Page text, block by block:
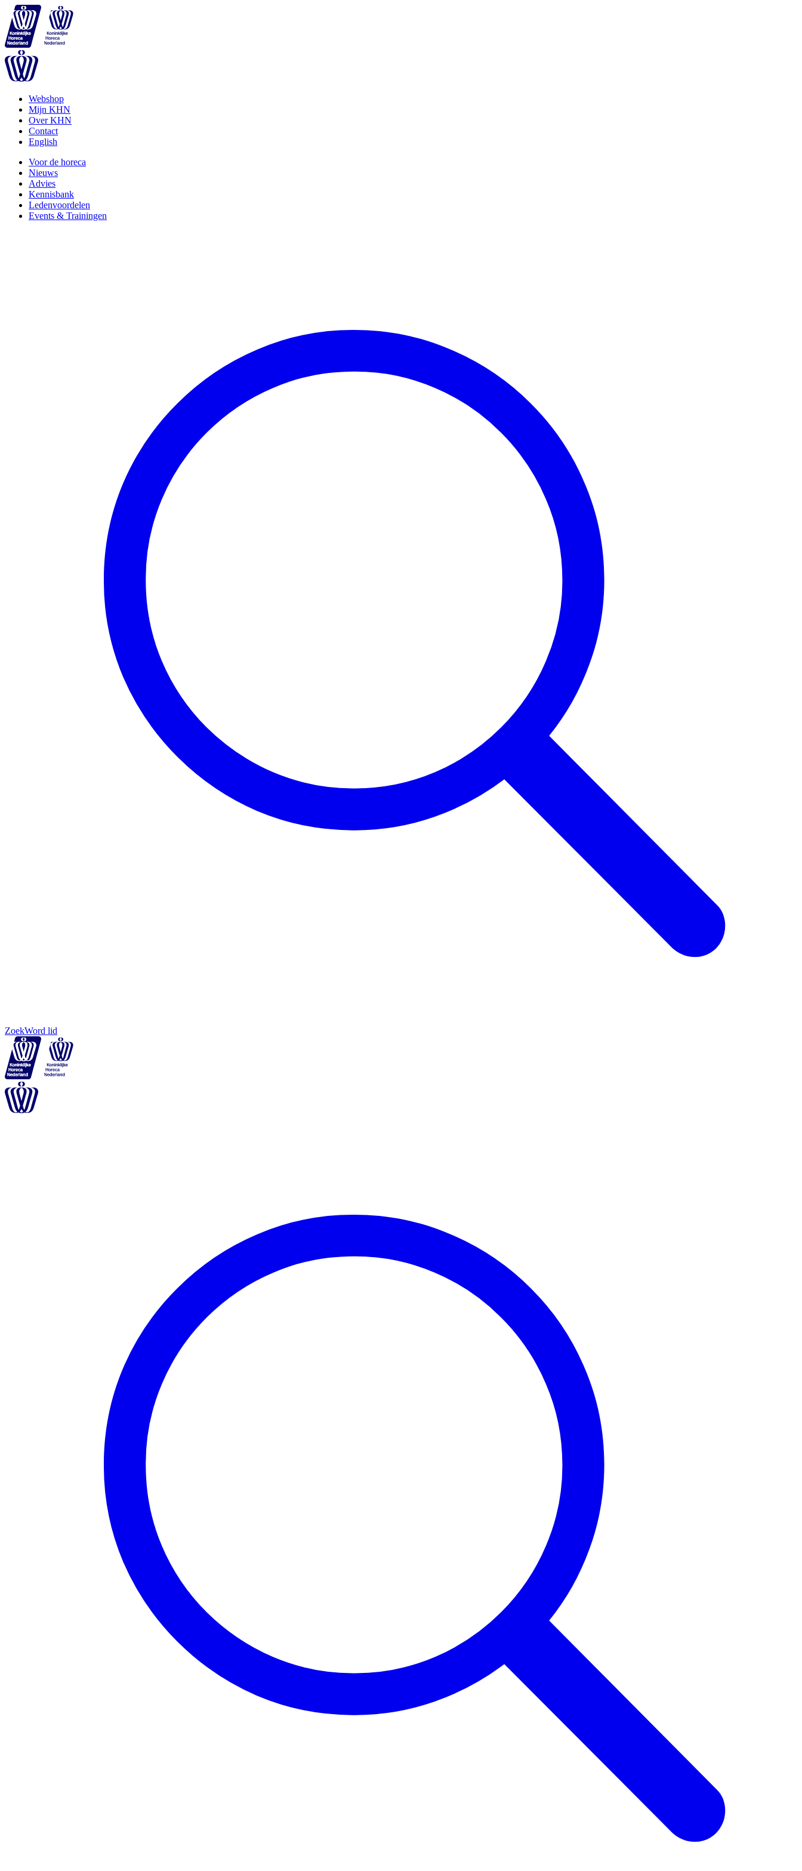
Webshop
Mijn KHN
Over KHN
Contact
English
Voor de horeca
Nieuws
Advies
Kennisbank
Ledenvoordelen
Events & Trainingen
ZoekWord lid